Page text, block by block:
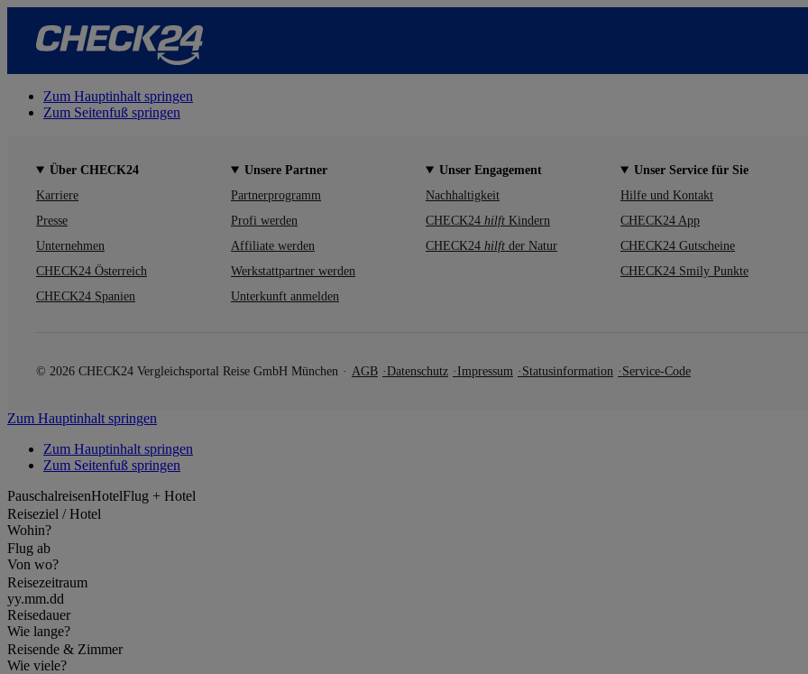
Zum Hauptinhalt springen
Zum Seitenfuß springen
Über CHECK24
Karriere
Presse
Unternehmen
CHECK24 Österreich
CHECK24 Spanien
Unsere Partner
Partnerprogramm
Profi werden
Affiliate werden
Werkstattpartner werden
Unterkunft anmelden
Unser Engagement
Nachhaltigkeit
CHECK24 hilft Kindern
CHECK24 hilft der Natur
Unser Service für Sie
Hilfe und Kontakt
CHECK24 App
CHECK24 Gutscheine
CHECK24 Smily Punkte
© 2026 CHECK24 Vergleichsportal Reise GmbH München AGB Datenschutz Impressum Statusinformation Service-Code
Zum Hauptinhalt springen
Zum Hauptinhalt springen
Zum Seitenfuß springen
PauschalreisenHotelFlug + Hotel
Reiseziel / Hotel
Wohin?
Flug ab
Von wo?
Reisezeitraum
yy.mm.dd
Reisedauer
Wie lange?
Reisende & Zimmer
Wie viele?